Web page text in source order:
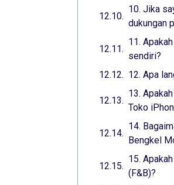
10. Jika
dukungan
11.
sendiri?
12. Apa
13.
Toko
14.
Bengkel
15.
(F&B)?